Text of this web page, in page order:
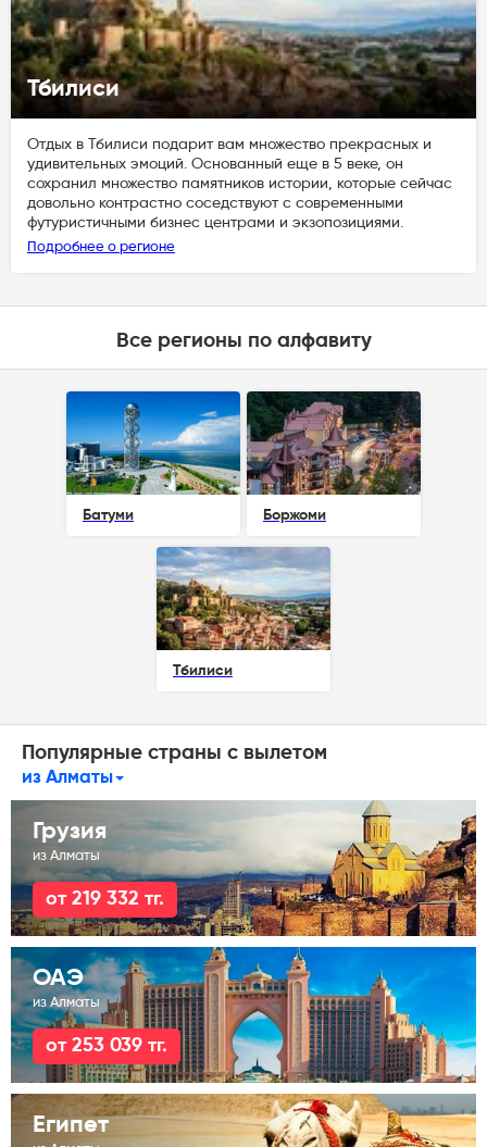
Тбилиси
Отдых в Тбилиси подарит вам множество прекрасных и
удивительных эмоций. Основанный еще в 5 веке, он
сохранил множество памятников истории, которые сейчас
довольно контрастно соседствуют с современными
футуристичными бизнес центрами и экзопозициями.
Подробнее о регионе
Все регионы по алфавиту
Батуми Боржоми
Тбилиси
Популярные страны с вылетом
из Алматы
Грузия
из Алматы
от 219 332 тг.
ОАЭ
из Алматы
от 253 039 тг.
Египет